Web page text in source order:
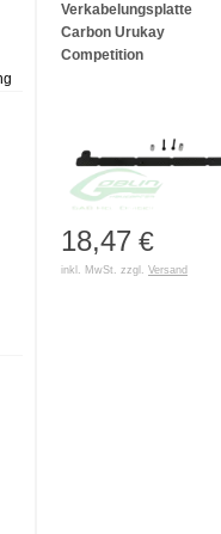
Verkabelungsplatte
Carbon Urukay
Competition
18,47 €
inkl. MwSt. zzgl. Versand